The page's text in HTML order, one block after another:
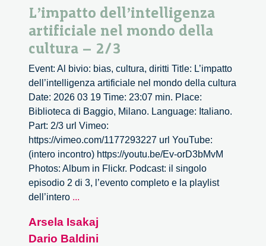
L’impatto dell’intelligenza
artificiale nel mondo della
cultura – 2/3
Event: Al bivio: bias, cultura, diritti Title: L’impatto
dell’intelligenza artificiale nel mondo della cultura
Date: 2026 03 19 Time: 23:07 min. Place:
Biblioteca di Baggio, Milano. Language: Italiano.
Part: 2/3 url Vimeo:
https://vimeo.com/1177293227 url YouTube:
(intero incontro) https://youtu.be/Ev-orD3bMvM
Photos: Album in Flickr. Podcast: il singolo
episodio 2 di 3, l’evento completo e la playlist
dell’intero ...
artificiale
nel
Arsela Isakaj
Dario Baldini